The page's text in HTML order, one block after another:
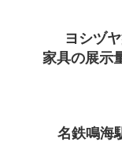
ヨシヅ
家具の展示
名鉄鳴海